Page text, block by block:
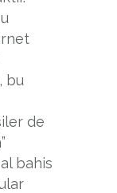
bu
de
bahis